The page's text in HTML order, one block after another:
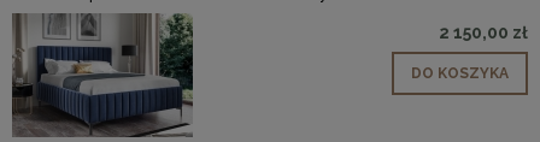
2 150,00 zł
DO KOSZYKA